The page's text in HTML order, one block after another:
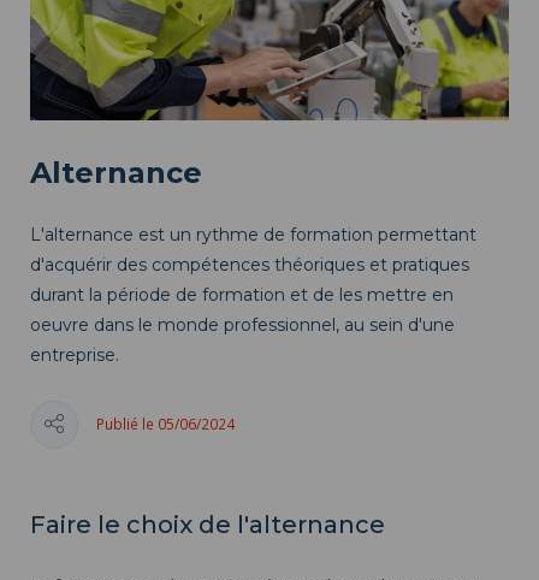
Alternance
L'alternance est un rythme de formation permettant
d'acquérir des compétences théoriques et pratiques
durant la période de formation et de les mettre en
oeuvre dans le monde professionnel, au sein d'une
entreprise.
Publié le 05/06/2024
Faire le choix de l'alternance